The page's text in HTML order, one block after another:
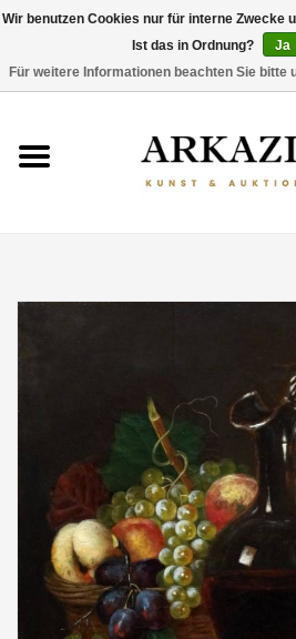
AKTUELLER KATALOG
ENTDECKEN
Wir benutzen Cookies nur für interne Zwecke
Ist das in Ordnung?
Ja
Für weitere Informationen beachten Sie bitte